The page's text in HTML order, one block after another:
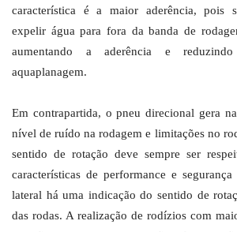
característica é a maior aderência, pois
expelir água para fora da banda de
aumentando a aderência e
aquaplanagem.
Em contrapartida, o pneu direcional gera
nível de ruído na rodagem e limitações no
sentido de rotação deve sempre ser
características de performance e
lateral há uma indicação do sentido de
das rodas. A realização de rodízios com